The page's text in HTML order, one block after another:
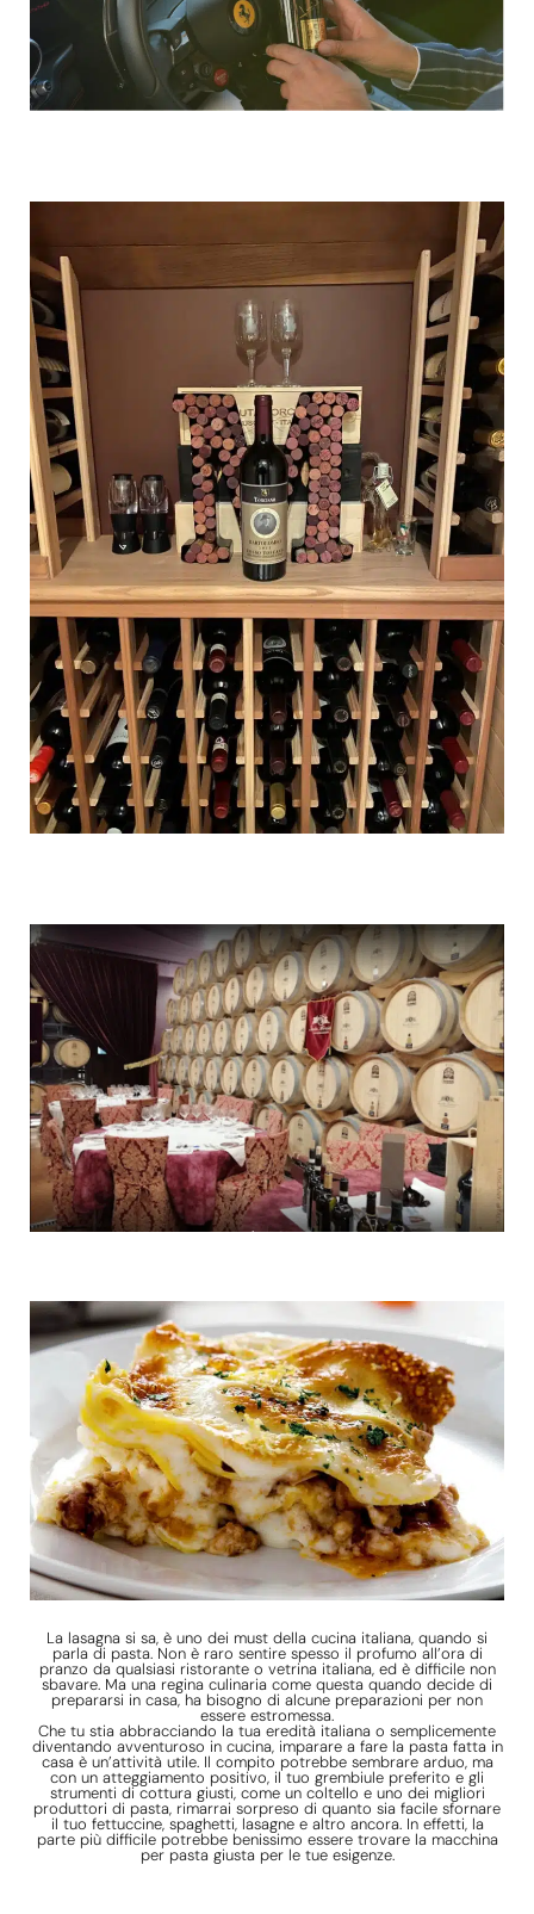
La lasagna si sa, è uno dei must della cucina italiana, quando si
parla di pasta. Non è raro sentire spesso il profumo all’ora di
pranzo da qualsiasi ristorante o vetrina italiana, ed è difficile non
sbavare. Ma una regina culinaria come questa quando decide di
prepararsi in casa, ha bisogno di alcune preparazioni per non
essere estromessa.
Che tu stia abbracciando la tua eredità italiana o semplicemente
diventando avventuroso in cucina, imparare a fare la pasta fatta in
casa è un’attività utile. Il compito potrebbe sembrare arduo, ma
con un atteggiamento positivo, il tuo grembiule preferito e gli
strumenti di cottura giusti, come un coltello e uno dei migliori
produttori di pasta, rimarrai sorpreso di quanto sia facile sfornare
il tuo fettuccine, spaghetti, lasagne e altro ancora. In effetti, la
parte più difficile potrebbe benissimo essere trovare la macchina
per pasta giusta per le tue esigenze.